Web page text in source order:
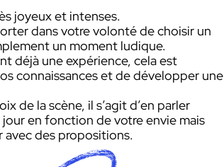
joyeux et intenses.
dans votre volonté de choisir un
un moment ludique.
déjà une expérience, cela est
connaissances et de développer une
de la scène, il s’agit d’en parler
en fonction de votre envie mais
avec des propositions.